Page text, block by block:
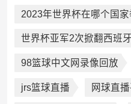
2023年世界杯在哪个国家
世界杯亚军2次掀翻西班牙
98篮球中文网录像回放
jrs篮球直播 网球直